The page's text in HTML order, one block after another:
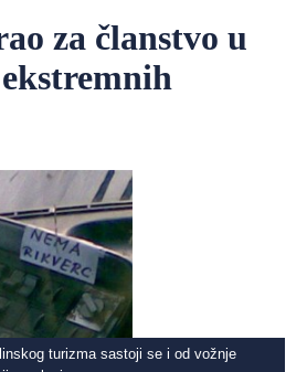
za članstvo u
turizma sastoji se i od vožnje